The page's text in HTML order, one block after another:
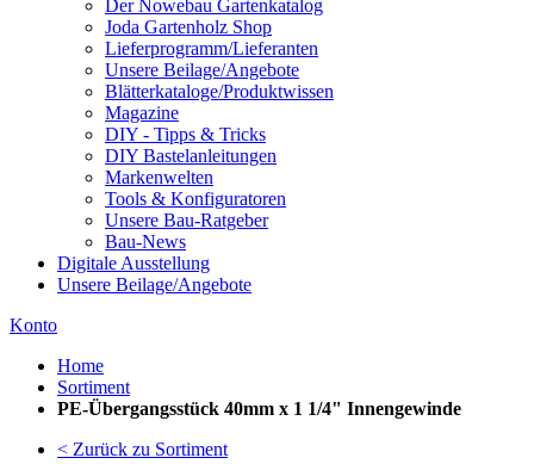
Der Nowebau Gartenkatalog
Joda Gartenholz Shop
Lieferprogramm/Lieferanten
Unsere Beilage/Angebote
Blätterkataloge/Produktwissen
Magazine
DIY - Tipps & Tricks
DIY Bastelanleitungen
Markenwelten
Tools & Konfiguratoren
Unsere Bau-Ratgeber
Bau-News
Digitale Ausstellung
Unsere Beilage/Angebote
Konto
Home
Sortiment
PE-Übergangsstück 40mm x 1 1/4" Innengewinde
< Zurück zu Sortiment